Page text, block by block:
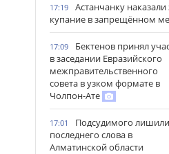
17:19
Астанчанку наказали
купание в запрещённом
17:09
Бектенов принял
в заседании Евразийского
межправительственного
совета в узком формате в
Чолпон-Ате
17:01
Подсудимого лишили
последнего слова в
Алматинской области